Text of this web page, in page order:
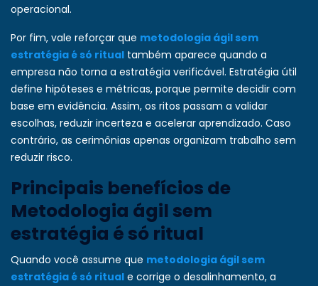
operacional.
Por fim, vale reforçar que metodologia ágil sem
estratégia é só ritual também aparece quando a
empresa não torna a estratégia verificável. Estratégia útil
define hipóteses e métricas, porque permite decidir com
base em evidência. Assim, os ritos passam a validar
escolhas, reduzir incerteza e acelerar aprendizado. Caso
contrário, as cerimônias apenas organizam trabalho sem
reduzir risco.
Principais benefícios de
Metodologia ágil sem
estratégia é só ritual
Quando você assume que metodologia ágil sem
estratégia é só ritual e corrige o desalinhamento, a